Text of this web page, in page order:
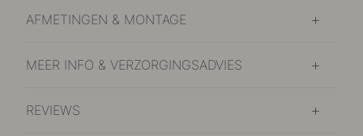
AFMETINGEN & MONTAGE
MEER INFO & VERZORGINGSADVIES
REVIEWS